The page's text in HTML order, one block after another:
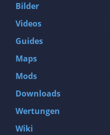
Bilder
Videos
Guides
Maps
Mods
Downloads
Wertungen
Wiki